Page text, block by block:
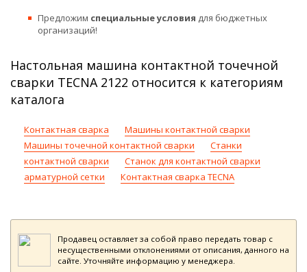
Предложим специальные условия для бюджетных
организаций!
Настольная машина контактной точечной
сварки TECNA 2122 относится к категориям
каталога
Контактная сварка
Машины контактной сварки
Машины точечной контактной сварки
Станки
контактной сварки
Станок для контактной сварки
арматурной сетки
Контактная сварка TECNA
Продавец оставляет за собой право передать товар с
несущественными отклонениями от описания, данного на
сайте. Уточняйте информацию у менеджера.